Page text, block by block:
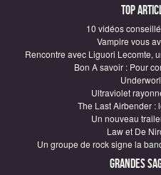
Top
10 vidéos
Vampire vous
Rencontre avec Liguori Lecomte,
Bon A savoir : Pour
Ultraviolet
The Last Airbender :
Un nouveau
Law et De
Un groupe de rock signe la
Grandes